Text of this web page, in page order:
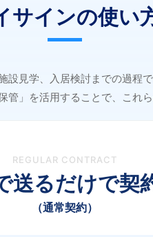
サインの使い
見学、入居検討までの過程
」を活用することで、これ
REGULAR CONTRACT
送るだけで契
（通常契約）